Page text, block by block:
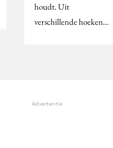
houdt. Uit
verschillende hoeken…
Advertentie